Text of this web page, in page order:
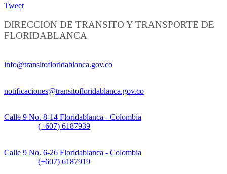
Tweet
DIRECCION DE TRANSITO Y TRANSPORTE DE
FLORIDABLANCA
info@transitofloridablanca.gov.co
notificaciones@transitofloridablanca.gov.co
Calle 9 No. 8-14 Floridablanca - Colombia
(+607) 6187939
Calle 9 No. 6-26 Floridablanca - Colombia
(+607) 6187919